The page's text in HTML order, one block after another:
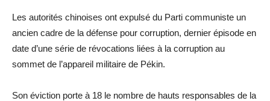
Les autorités chinoises ont expulsé du Parti communiste un
ancien cadre de la défense pour corruption, dernier épisode en
date d’une série de révocations liées à la corruption au
sommet de l’appareil militaire de Pékin.
Son éviction porte à 18 le nombre de hauts responsables de la